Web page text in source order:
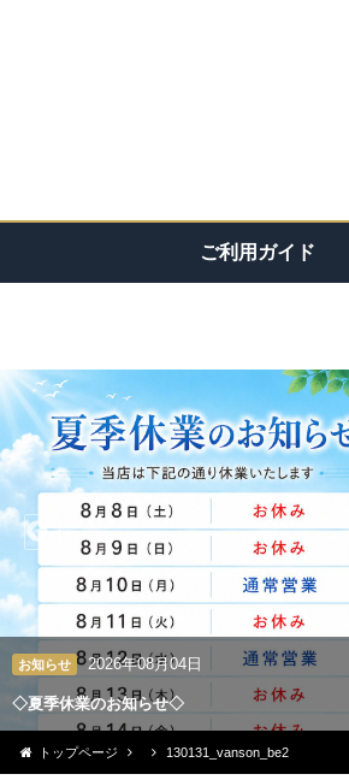
ご利用ガイド
お知らせ 2026年08月04日
◇夏季休業のお知らせ◇
<
トップページ 130131_vanson_be2